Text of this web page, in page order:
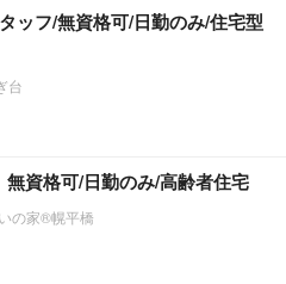
ッフ/無資格可/日勤のみ/住宅型
台
無資格可/日勤のみ/高齢者住宅
の家®幌平橋